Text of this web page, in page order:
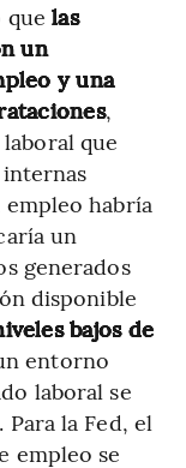
que las
un
y una
,
que
habría
un
generados
disponible
bajos de
entorno
laboral se
la Fed, el
empleo se